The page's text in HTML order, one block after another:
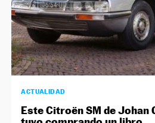
ACTUALIDAD
Este Citroën SM de Johan